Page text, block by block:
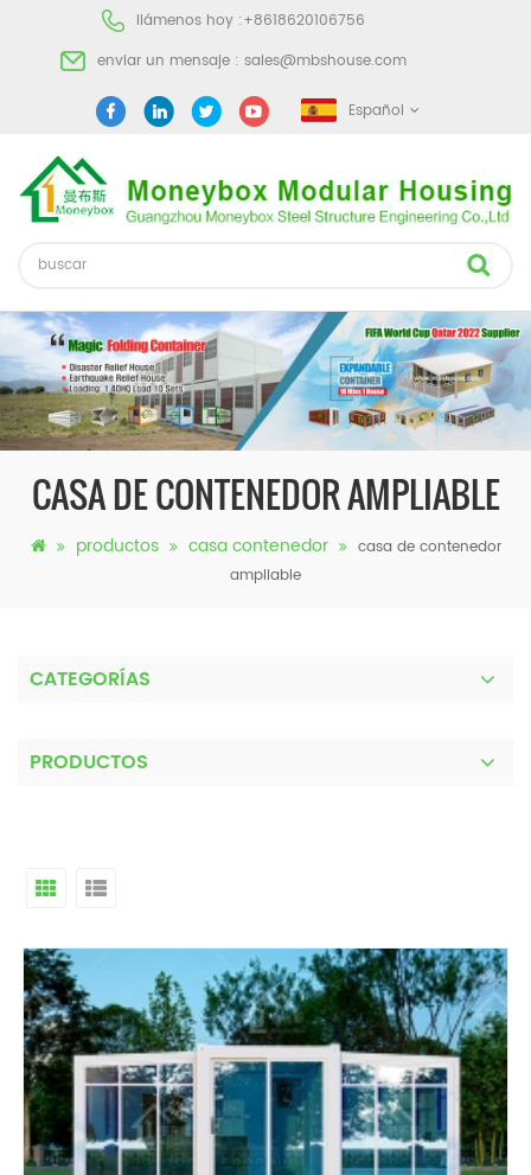
llámenos hoy :+8618620106756
enviar un mensaje : sales@mbshouse.com
Español
CASA DE CONTENEDOR AMPLIABLE
productos casa contenedor
casa de contenedor
ampliable
CATEGORÍAS
PRODUCTOS